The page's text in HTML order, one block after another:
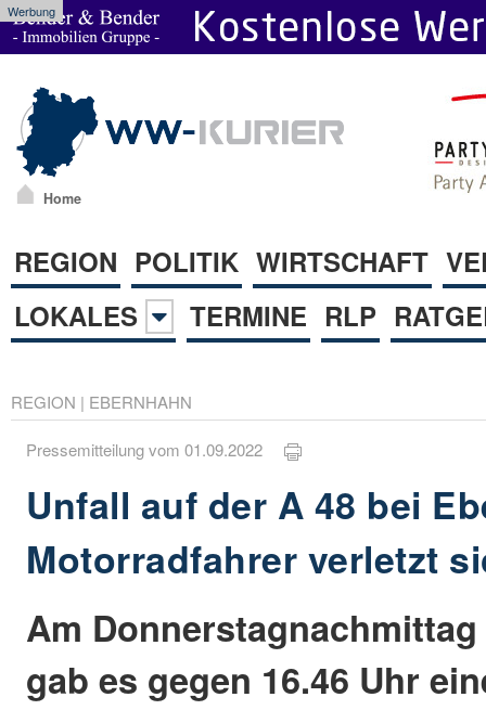
Werbung
Home
REGION POLITIK WIRTSCHAFT
LOKALES
TERMINE RLP
REGION | EBERNHAHN
Pressemitteilung vom 01.09.2022
Unfall auf der A 48 bei
Motorradfahrer verletzt
Am
gab es gegen 16.46 Uhr